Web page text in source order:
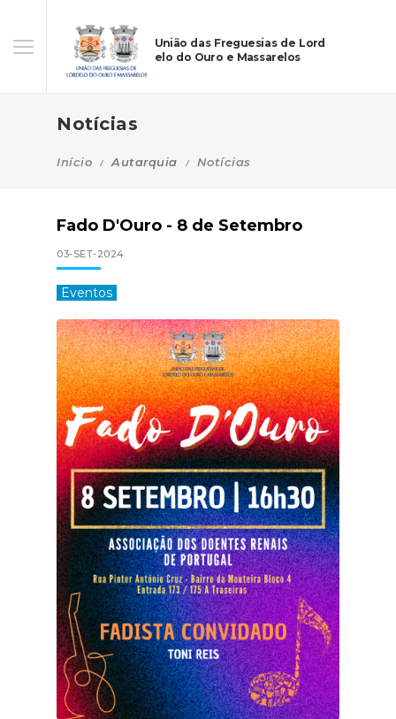
União das Freguesias de Lord
elo do Ouro e Massarelos
Notícias
Início Autarquia Notícias
Fado D'Ouro - 8 de Setembro
03-SET-2024
Eventos